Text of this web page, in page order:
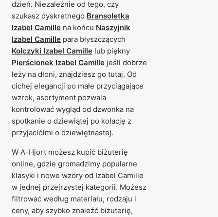
dzień. Niezależnie od tego, czy
szukasz dyskretnego Bransoletka
Izabel Camille na końcu Naszyjnik
Izabel Camille para błyszczących
Kolczyki Izabel Camille lub piękny
Pierścionek Izabel Camille jeśli dobrze
leży na dłoni, znajdziesz go tutaj. Od
cichej elegancji po małe przyciągające
wzrok, asortyment pozwala
kontrolować wygląd od dzwonka na
spotkanie o dziewiątej po kolację z
przyjaciółmi o dziewiętnastej.
W A-Hjort możesz kupić biżuterię
online, gdzie gromadzimy popularne
klasyki i nowe wzory od Izabel Camille
w jednej przejrzystej kategorii. Możesz
filtrować według materiału, rodzaju i
ceny, aby szybko znaleźć biżuterię,